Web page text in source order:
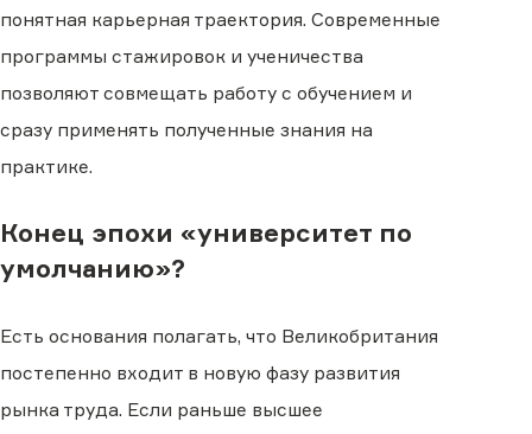
понятная карьерная траектория. Современные
программы стажировок и ученичества
позволяют совмещать работу с обучением и
сразу применять полученные знания на
практике.
Конец эпохи «университет по
умолчанию»?
Есть основания полагать, что Великобритания
постепенно входит в новую фазу развития
рынка труда. Если раньше высшее